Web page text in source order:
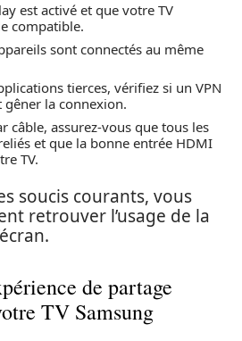
est activé et que votre TV
compatible.
sont connectés au même
tierces, vérifiez si un VPN
gêner la connexion.
câble, assurez-vous que tous les
et que la bonne entrée HDMI
TV.
soucis courants, vous
retrouver l’usage de la
de partage
TV Samsung